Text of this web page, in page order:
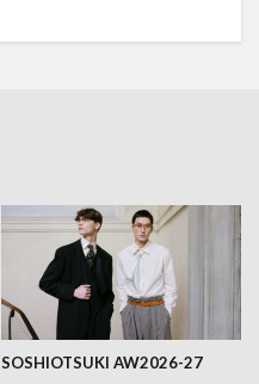
SOSHIOTSUKI AW2026-27